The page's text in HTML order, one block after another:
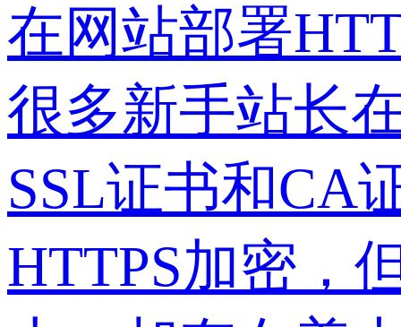
在网站部署
很多新手站长
SSL证书和CA
HTTPS加密，